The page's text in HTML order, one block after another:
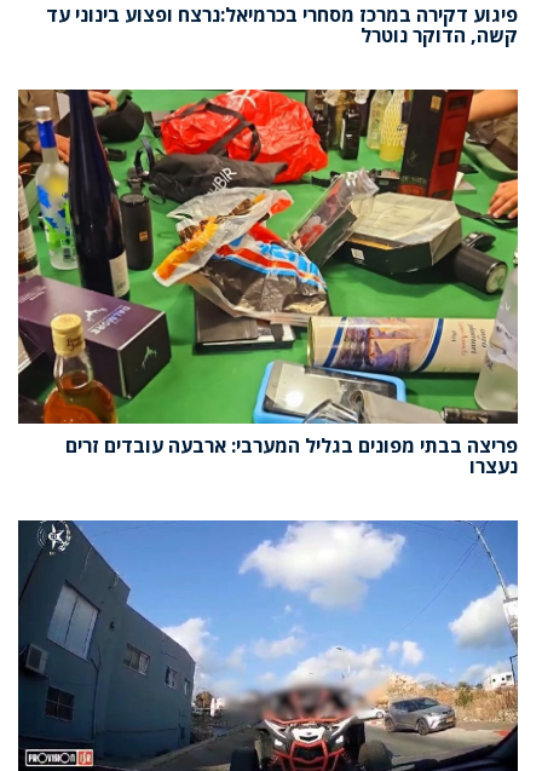
פיגוע דקירה במרכז מסחרי בכרמיאל:נרצח ופצוע בינוני עד
קשה, הדוקר נוטרל
פריצה בבתי מפונים בגליל המערבי: ארבעה עובדים זרים
נעצרו